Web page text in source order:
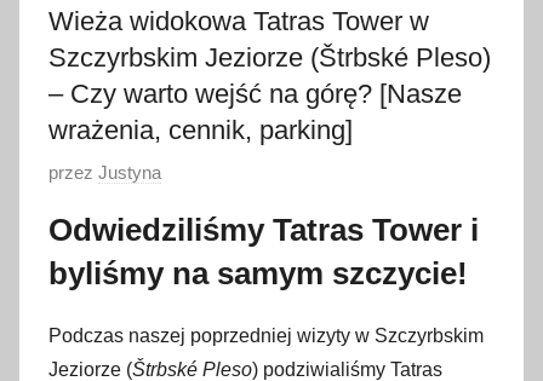
Wieża widokowa Tatras Tower w
Szczyrbskim Jeziorze (Štrbské Pleso)
– Czy warto wejść na górę? [Nasze
wrażenia, cennik, parking]
O
u
b
i
k
przez Justyna
Odwiedziliśmy Tatras Tower i
byliśmy na samym szczycie!
Podczas naszej poprzedniej wizyty w Szczyrbskim
Jeziorze (Štrbské Pleso) podziwialiśmy Tatras